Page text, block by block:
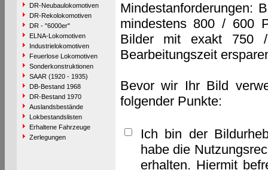
DR-Neubaulokomotiven
DR-Rekolokomotiven
DR - "6000er"
ELNA-Lokomotiven
Industrielokomotiven
Feuerlose Lokomotiven
Sonderkonstruktionen
SAAR (1920 - 1935)
DB-Bestand 1968
DR-Bestand 1970
Auslandsbestände
Lokbestandslisten
Erhaltene Fahrzeuge
Zerlegungen
Mindestanforderungen:
mindestens 800 / 600
Bilder mit exakt 750
Bearbeitungszeit
Bevor wir Ihr Bild
folgender Punkte:
Ich bin der
habe die
erhalten. Hiermit